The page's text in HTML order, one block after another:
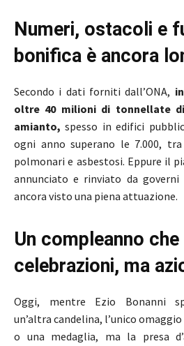
Numeri, ostacoli e
bonifica è ancora
Secondo i dati forniti dall’ONA,
oltre 40 milioni di tonnellate
amianto, spesso in edifici
ogni anno superano le 7.000, tra
polmonari e asbestosi. Eppure il
annunciato e rinviato da
ancora visto una piena attuazione.
Un compleanno
celebrazioni, ma
Oggi, mentre Ezio Bonanni
un’altra candelina, l’unico
o una medaglia, ma la presa